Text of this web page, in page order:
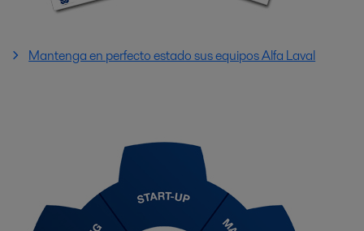
Mantenga en perfecto estado sus equipos Alfa Laval